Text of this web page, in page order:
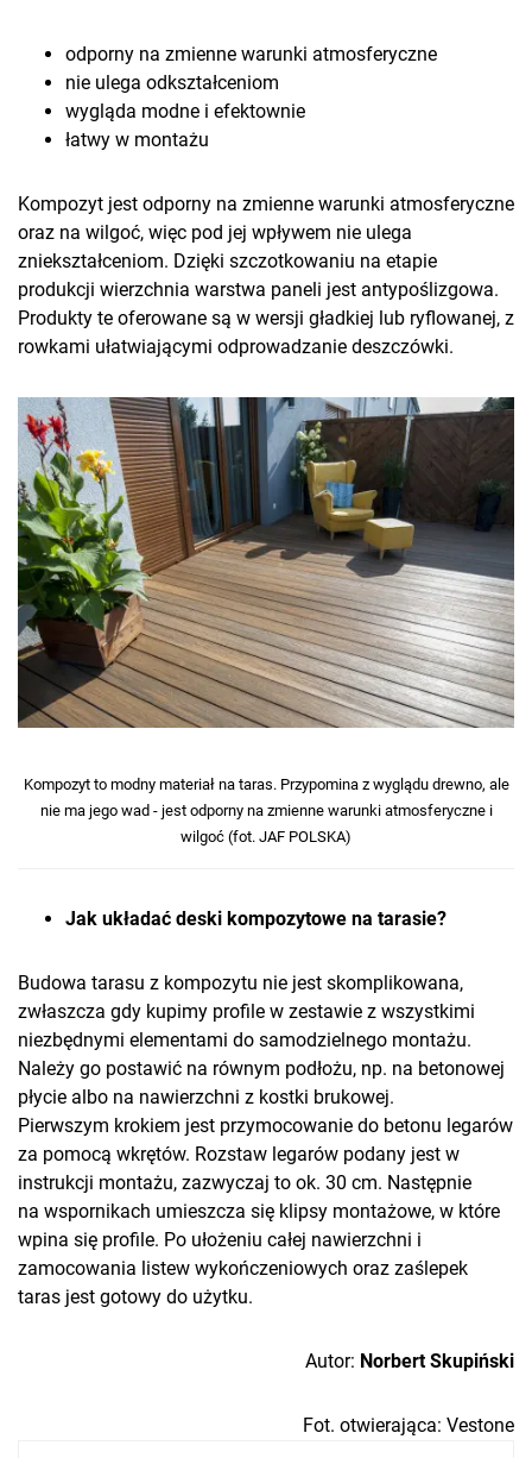
odporny na zmienne warunki atmosferyczne
nie ulega odkształceniom
wygląda modne i efektownie
łatwy w montażu
Kompozyt jest odporny na zmienne warunki atmosferyczne
oraz na wilgoć, więc pod jej wpływem nie ulega
zniekształceniom. Dzięki szczotkowaniu na etapie
produkcji wierzchnia warstwa paneli jest antypoślizgowa.
Produkty te oferowane są w wersji gładkiej lub ryflowanej, z
rowkami ułatwiającymi odprowadzanie deszczówki.
Kompozyt to modny materiał na taras. Przypomina z wyglądu drewno, ale
nie ma jego wad - jest odporny na zmienne warunki atmosferyczne i
wilgoć (fot. JAF POLSKA)
Jak układać deski kompozytowe na tarasie?
Budowa tarasu z kompozytu nie jest skomplikowana,
zwłaszcza gdy kupimy profile w zestawie z wszystkimi
niezbędnymi elementami do samodzielnego montażu.
Należy go postawić na równym podłożu, np. na betonowej
płycie albo na nawierzchni z kostki brukowej.
Pierwszym krokiem jest przymocowanie do betonu legarów
za pomocą wkrętów. Rozstaw legarów podany jest w
instrukcji montażu, zazwyczaj to ok. 30 cm. Następnie
na wspornikach umieszcza się klipsy montażowe, w które
wpina się profile. Po ułożeniu całej nawierzchni i
zamocowania listew wykończeniowych oraz zaślepek
taras jest gotowy do użytku.
Autor: Norbert Skupiński
Fot. otwierająca: Vestone